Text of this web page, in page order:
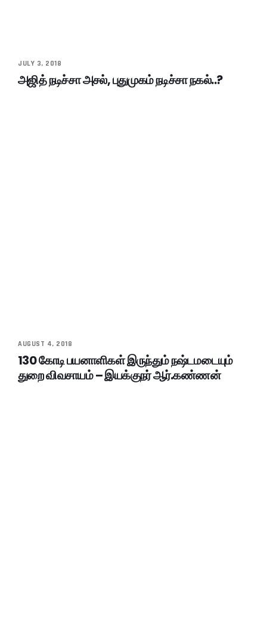
JULY 3, 2018
அஜித் நடிச்சா அசல், புதுமுகம் நடிச்சா நகல்..?
AUGUST 4, 2018
130 கோடி பயனாளிகள் இருந்தும் நஷ்டமடையும்
துறை விவசாயம் – இயக்குநர் ஆர்.கண்ணன்